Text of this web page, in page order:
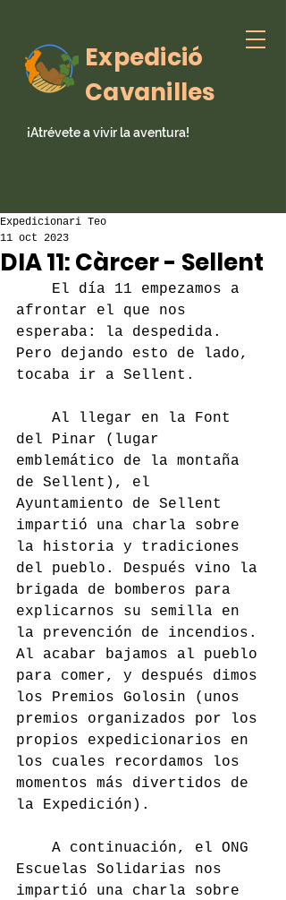
Expedició
Cavanilles
¡Atrévete a vivir la aventura!
DIA 11: Càrcer - Sellent
Expedicionari Teo
11 oct 2023
afrontar el que nos
esperaba: la despedida.
Pero dejando esto de lado,
tocaba ir a Sellent.
del Pinar (lugar
emblemático de la montaña
de Sellent), el
Ayuntamiento de Sellent
impartió una charla sobre
la historia y tradiciones
del pueblo. Después vino la
brigada de bomberos para
explicarnos su semilla en
la prevención de incendios.
Al acabar bajamos al pueblo
para comer, y después dimos
los Premios Golosin (unos
premios organizados por los
propios expedicionarios en
los cuales recordamos los
momentos más divertidos de
la Expedición).
Escuelas Solidarias nos
impartió una charla sobre